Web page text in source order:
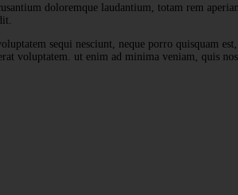
doloremque laudantium, totam rem
sequi nesciunt, neque porro quisquam
voluptatem. ut enim ad minima veniam, quis